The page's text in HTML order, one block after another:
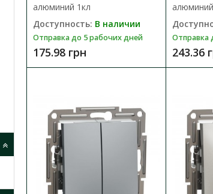
Отправка
алюминий 1кл
Доступность: В наличии
Отправка до 5 рабочих дней
175.98 грн
Отправка
243.36